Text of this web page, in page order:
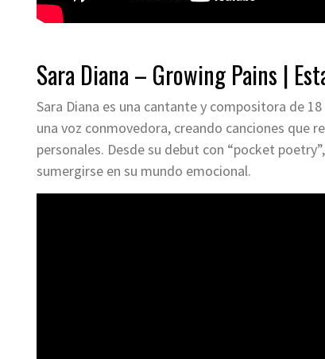
Sara Diana – Growing Pains |
Sara Diana es una cantante y compositora de
una voz conmovedora, creando canciones que
personales. Desde su debut con “pocket
sumergirse en su mundo emocional.